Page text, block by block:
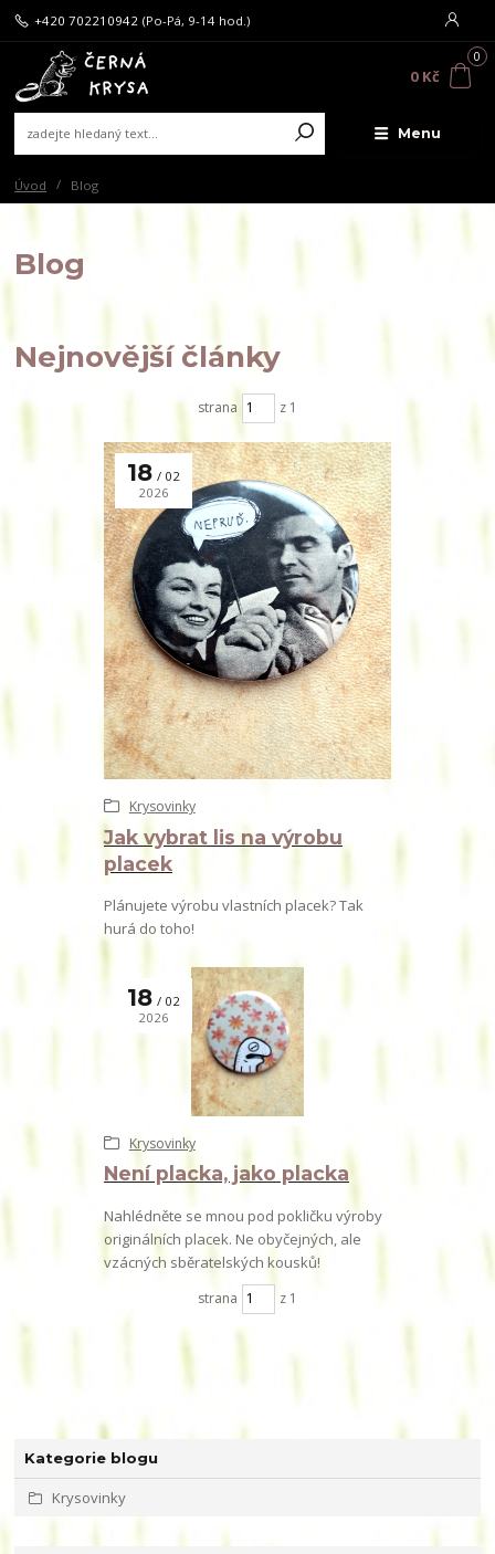
Menu
+420 702210942 (Po-Pá, 9-14 hod.)
0
0 Kč
Úvod Blog
Kategorie blogu
Krysovinky
Blog
Nejnovější články
strana z 1
Jak vybrat lis na výrobu
placek
18
02
2026
Krysovinky
Plánujete výrobu vlastních placek? Tak
hurá do toho!
Není placka, jako placka
18
02
2026
Krysovinky
Nahlédněte se mnou pod pokličku výroby
originálních placek. Ne obyčejných, ale
vzácných sběratelských kousků!
strana z 1